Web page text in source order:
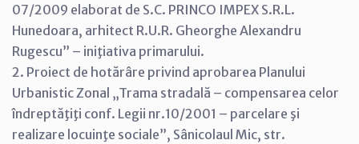
07/2009 elaborat de S.C. PRINCO IMPEX S.R.L.
Hunedoara, arhitect R.U.R. Gheorghe Alexandru
Rugescu” – iniţiativa primarului.
2. Proiect de hotărâre privind aprobarea Planului
Urbanistic Zonal „Trama stradală – compensarea celor
îndreptăţiţi conf. Legii nr.10/2001 – parcelare şi
realizare locuinţe sociale”, Sânicolaul Mic, str.